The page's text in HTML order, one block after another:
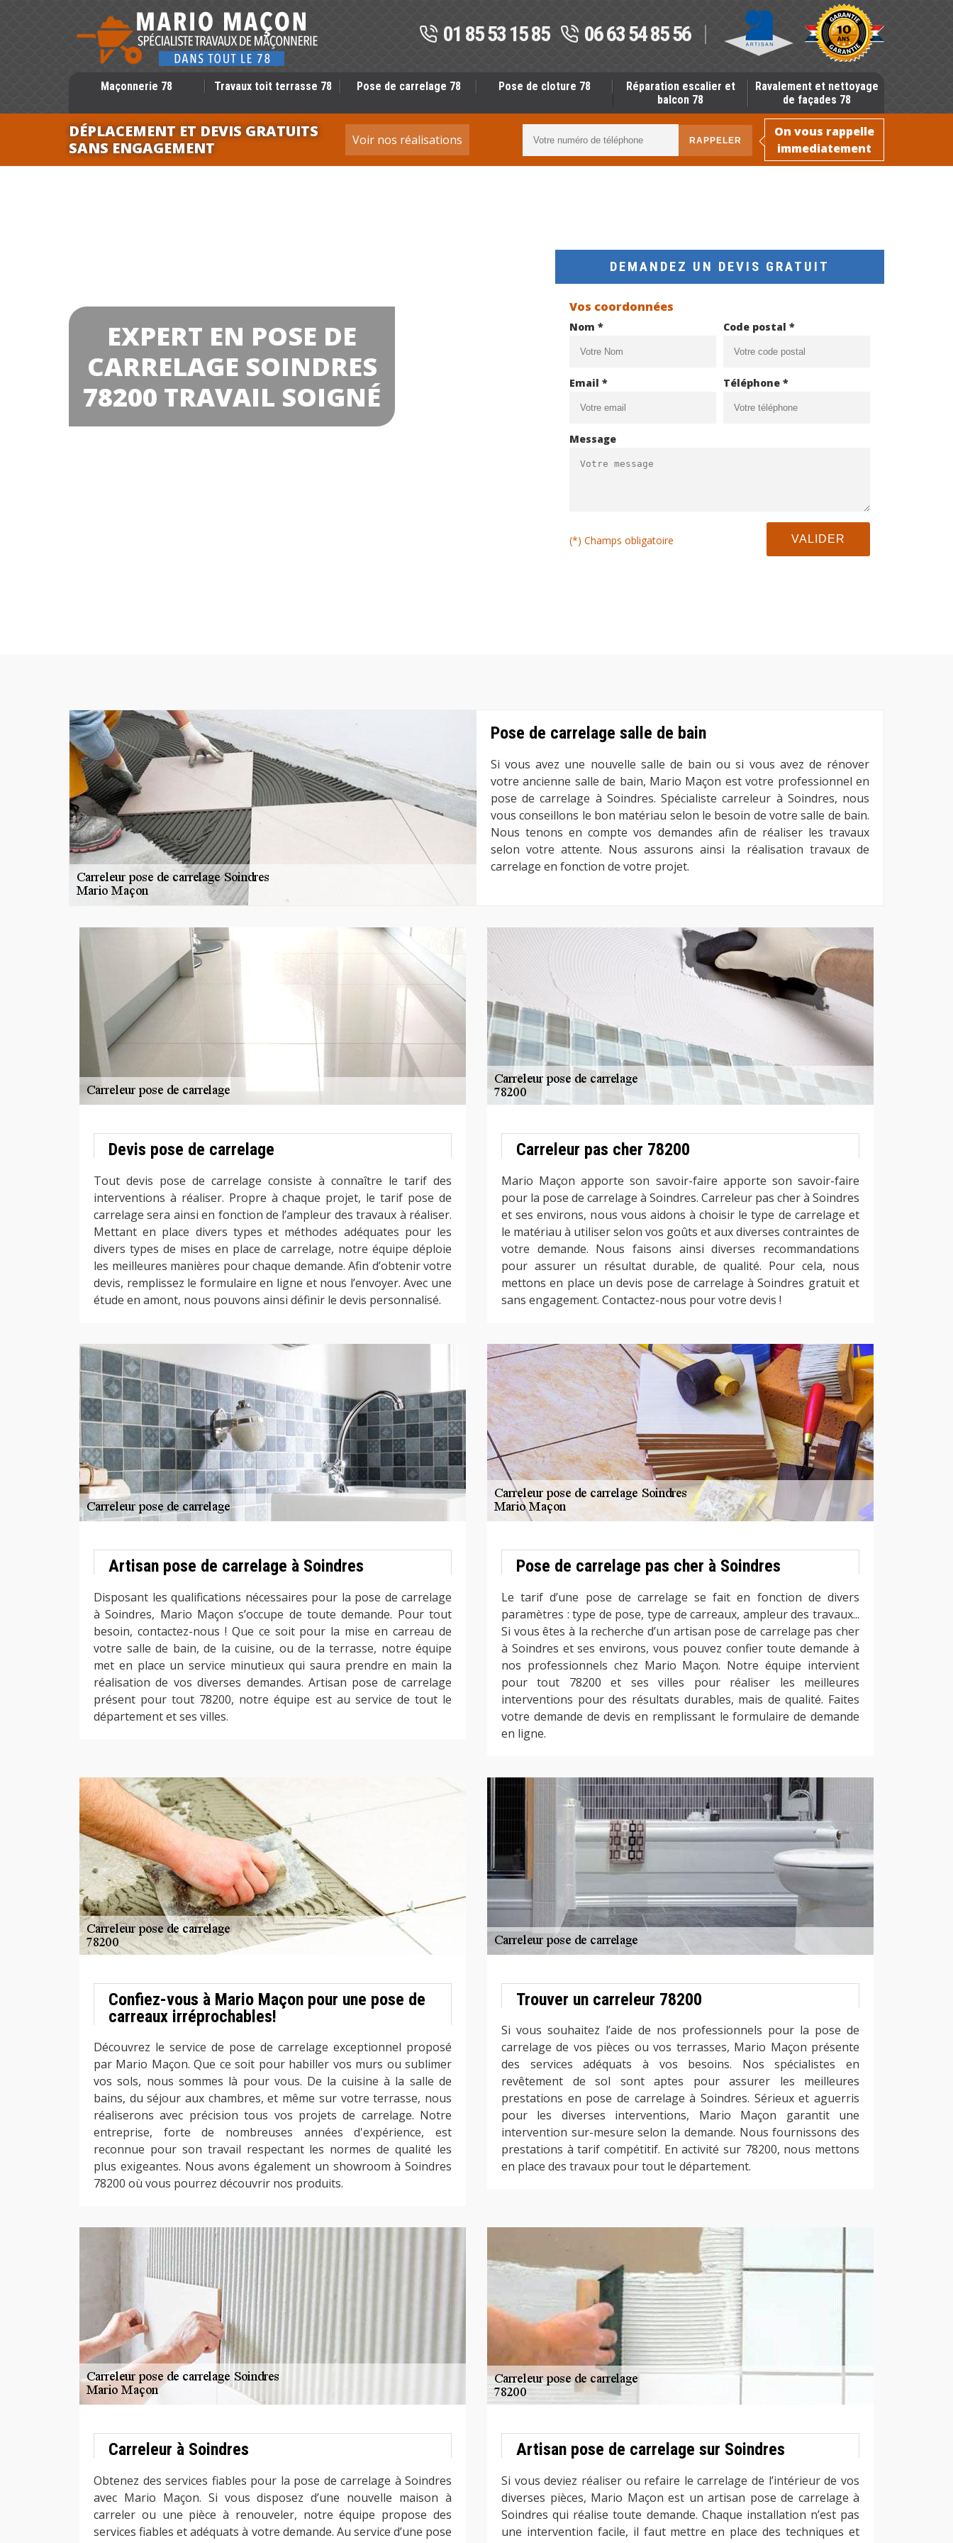
01 85 53 15 85 06 63 54 85 56
Maçonnerie 78 Travaux toit terrasse 78 Pose de carrelage 78 Pose de cloture 78
Réparation escalier et
balcon 78
Ravalement et nettoyage
de façades 78
DÉPLACEMENT ET DEVIS GRATUITS
SANS ENGAGEMENT
Voir nos réalisations
On vous rappelle
immediatement
EXPERT EN POSE DE
CARRELAGE SOINDRES
78200 TRAVAIL SOIGNÉ
DEMANDEZ UN DEVIS GRATUIT
Vos coordonnées
Nom * Code postal *
Email * Téléphone *
Message
(*) Champs obligatoire
Pose de carrelage salle de bain
Si vous avez une nouvelle salle de bain ou si vous avez de rénover
votre ancienne salle de bain, Mario Maçon est votre professionnel en
pose de carrelage à Soindres. Spécialiste carreleur à Soindres, nous
vous conseillons le bon matériau selon le besoin de votre salle de bain.
Nous tenons en compte vos demandes afin de réaliser les travaux
selon votre attente. Nous assurons ainsi la réalisation travaux de
carrelage en fonction de votre projet.
Devis pose de carrelage
Tout devis pose de carrelage consiste à connaître le tarif des
interventions à réaliser. Propre à chaque projet, le tarif pose de
carrelage sera ainsi en fonction de l’ampleur des travaux à réaliser.
Mettant en place divers types et méthodes adéquates pour les
divers types de mises en place de carrelage, notre équipe déploie
les meilleures manières pour chaque demande. Afin d’obtenir votre
devis, remplissez le formulaire en ligne et nous l’envoyer. Avec une
étude en amont, nous pouvons ainsi définir le devis personnalisé.
Carreleur pas cher 78200
Mario Maçon apporte son savoir-faire apporte son savoir-faire
pour la pose de carrelage à Soindres. Carreleur pas cher à Soindres
et ses environs, nous vous aidons à choisir le type de carrelage et
le matériau à utiliser selon vos goûts et aux diverses contraintes de
votre demande. Nous faisons ainsi diverses recommandations
pour assurer un résultat durable, de qualité. Pour cela, nous
mettons en place un devis pose de carrelage à Soindres gratuit et
sans engagement. Contactez-nous pour votre devis !
Artisan pose de carrelage à Soindres
Disposant les qualifications nécessaires pour la pose de carrelage
à Soindres, Mario Maçon s’occupe de toute demande. Pour tout
besoin, contactez-nous ! Que ce soit pour la mise en carreau de
votre salle de bain, de la cuisine, ou de la terrasse, notre équipe
met en place un service minutieux qui saura prendre en main la
réalisation de vos diverses demandes. Artisan pose de carrelage
présent pour tout 78200, notre équipe est au service de tout le
département et ses villes.
Pose de carrelage pas cher à Soindres
Le tarif d’une pose de carrelage se fait en fonction de divers
paramètres : type de pose, type de carreaux, ampleur des travaux...
Si vous êtes à la recherche d’un artisan pose de carrelage pas cher
à Soindres et ses environs, vous pouvez confier toute demande à
nos professionnels chez Mario Maçon. Notre équipe intervient
pour tout 78200 et ses villes pour réaliser les meilleures
interventions pour des résultats durables, mais de qualité. Faites
votre demande de devis en remplissant le formulaire de demande
en ligne.
Confiez-vous à Mario Maçon pour une pose de
carreaux irréprochables!
Découvrez le service de pose de carrelage exceptionnel proposé
par Mario Maçon. Que ce soit pour habiller vos murs ou sublimer
vos sols, nous sommes là pour vous. De la cuisine à la salle de
bains, du séjour aux chambres, et même sur votre terrasse, nous
réaliserons avec précision tous vos projets de carrelage. Notre
entreprise, forte de nombreuses années d'expérience, est
reconnue pour son travail respectant les normes de qualité les
plus exigeantes. Nous avons également un showroom à Soindres
78200 où vous pourrez découvrir nos produits.
Trouver un carreleur 78200
Si vous souhaitez l’aide de nos professionnels pour la pose de
carrelage de vos pièces ou vos terrasses, Mario Maçon présente
des services adéquats à vos besoins. Nos spécialistes en
revêtement de sol sont aptes pour assurer les meilleures
prestations en pose de carrelage à Soindres. Sérieux et aguerris
pour les diverses interventions, Mario Maçon garantit une
intervention sur-mesure selon la demande. Nous fournissons des
prestations à tarif compétitif. En activité sur 78200, nous mettons
en place des travaux pour tout le département.
Carreleur à Soindres
Obtenez des services fiables pour la pose de carrelage à Soindres
avec Mario Maçon. Si vous disposez d’une nouvelle maison à
carreler ou une pièce à renouveler, notre équipe propose des
services fiables et adéquats à votre demande. Au service d’une pose
Artisan pose de carrelage sur Soindres
Si vous deviez réaliser ou refaire le carrelage de l’intérieur de vos
diverses pièces, Mario Maçon est un artisan pose de carrelage à
Soindres qui réalise toute demande. Chaque installation n’est pas
une intervention facile, il faut mettre en place des techniques et